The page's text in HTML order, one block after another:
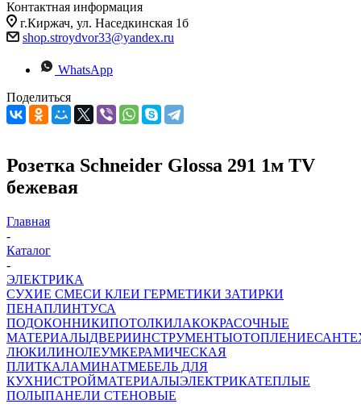
Контактная информация
г.Киржач, ул. Наседкинская 1б
shop.stroydvor33@yandex.ru
WhatsApp
Поделиться
Розетка Schneider Glossa 291 1м TV
бежевая
Главная
-
Каталог
-
ЭЛЕКТРИКА
СУХИЕ СМЕСИ КЛЕИ ГЕРМЕТИКИ ЗАТИРКИ
ПЕНАПЛИНТУСА
ПОДОКОННИКИПОТОЛКИЛАКОКРАСОЧНЫЕ
МАТЕРИАЛЫДВЕРИИНСТРУМЕНТЫОТОПЛЕНИЕ
ЛЮКИЛИНОЛЕУМКЕРАМИЧЕСКАЯ
ПЛИТКАЛАМИНАТМЕБЕЛЬ ДЛЯ
КУХНИСТРОЙМАТЕРИАЛЫЭЛЕКТРИКАТЕПЛЫЕ
ПОЛЫПАНЕЛИ СТЕНОВЫЕ